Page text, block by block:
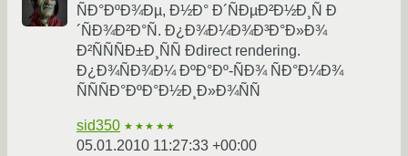
ÑÐ°ÐºÐ¾Ðµ, Ð½Ð° Ð´ÑÐµÐ²Ð½Ð¸Ñ Ð
´ÑÐ¾Ð²Ð°Ñ. Ð¿Ð¾Ð¼Ð¾Ð³Ð°Ð»Ð¾
Ð²ÑÑÑÐ±Ð¸ÑÑ Ðdirect rendering.
Ð¿Ð¾ÑÐ¾Ð¼ ÐºÐ°Ðº-ÑÐ¾ ÑÐ°Ð¼Ð¾
ÑÑÑÐ°ÐºÐ°Ð½Ð¸Ð»Ð¾ÑÑ
sid350 ★★★★★
05.01.2010 11:27:33 +00:00